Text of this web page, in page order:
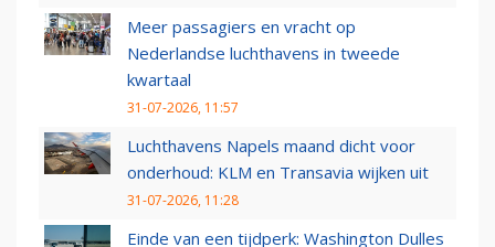
Meer passagiers en vracht op
Nederlandse luchthavens in tweede
kwartaal
31-07-2026, 11:57
Luchthavens Napels maand dicht voor
onderhoud: KLM en Transavia wijken uit
31-07-2026, 11:28
Einde van een tijdperk: Washington Dulles